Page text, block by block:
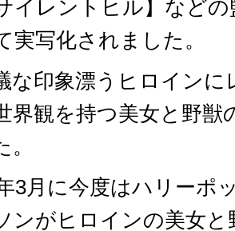
イレントヒル】など
実写化されました。
な印象漂うヒロイン
界観を持つ美女と野獣
3月に今度はハリーポ
ンがヒロインの美女と